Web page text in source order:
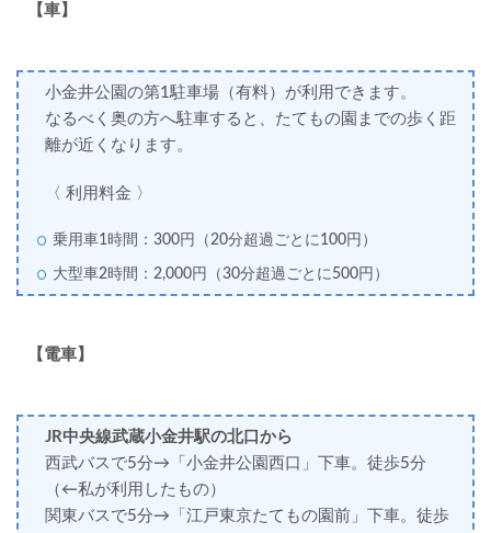
【車】
小金井公園の第1駐車場（有料）が利用できます。
なるべく奥の方へ駐車すると、たてもの園までの歩く距
離が近くなります。
〈 利用料金 〉
乗用車1時間：300円（20分超過ごとに100円）
大型車2時間：2,000円（30分超過ごとに500円）
【電車】
JR中央線武蔵小金井駅の北口から
西武バスで5分→「小金井公園西口」下車。徒歩5分
（←私が利用したもの）
関東バス で5分→ 「江戸東京たてもの園前」下車。徒歩